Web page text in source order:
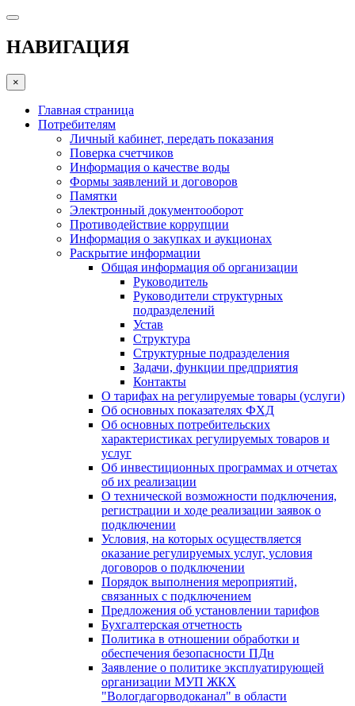
НАВИГАЦИЯ
×
Главная страница
Потребителям
Личный кабинет, передать показания
Поверка счетчиков
Информация о качестве воды
Формы заявлений и договоров
Памятки
Электронный документооборот
Противодействие коррупции
Информация о закупках и аукционах
Раскрытие информации
Общая информация об организации
Руководитель
Руководители структурных
подразделений
Устав
Структура
Структурные подразделения
Задачи, функции предприятия
Контакты
О тарифах на регулируемые товары (услуги)
Об основных показателях ФХД
Об основных потребительских
характеристиках регулируемых товаров и
услуг
Об инвестиционных программах и отчетах
об их реализации
О технической возможности подключения,
регистрации и ходе реализации заявок о
подключении
Условия, на которых осуществляется
оказание регулируемых услуг, условия
договоров о подключении
Порядок выполнения мероприятий,
связанных с подключением
Предложения об установлении тарифов
Бухгалтерская отчетность
Политика в отношении обработки и
обеспечения безопасности ПДн
Заявление о политике эксплуатирующей
организации МУП ЖКХ
"Вологдагорводоканал" в области